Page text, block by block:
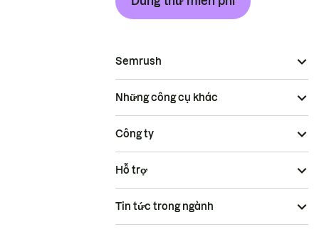
Semrush
Những công cụ khác
Công ty
Hỗ trợ
Tin tức trong ngành